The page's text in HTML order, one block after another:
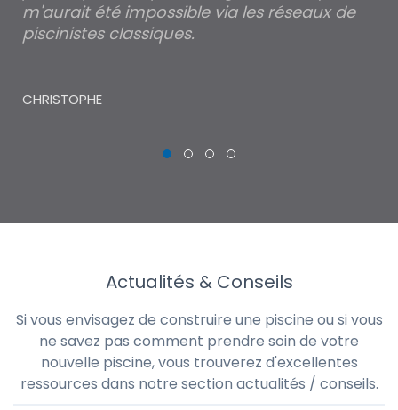
m'aurait été impossible via les réseaux de
piscinistes classiques.
CHRISTOPHE
Actualités & Conseils
Si vous envisagez de construire une piscine ou si vous
ne savez pas comment prendre soin de votre
nouvelle piscine, vous trouverez d'excellentes
ressources dans notre section actualités / conseils.